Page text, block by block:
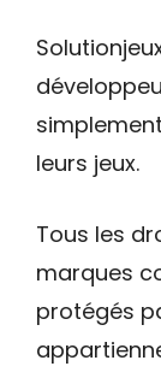
leurs jeux.
Tous les
marques
protégés